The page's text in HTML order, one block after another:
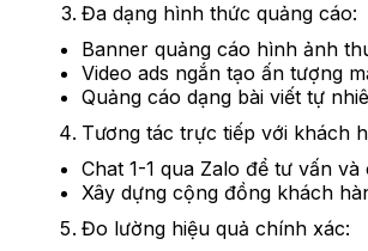
Đa dạng hình thức quảng cáo:
Banner quảng cáo hình ảnh
Video ads ngắn tạo ấn tượng
Quảng cáo dạng bài viết tự
Tương tác trực tiếp với khách
Chat 1-1 qua Zalo để tư vấn
Xây dựng cộng đồng khách
Đo lường hiệu quả chính xác: